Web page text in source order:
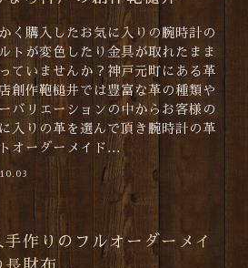
く購入したお気に入りの腕時計の
トが変色したり金具が取れたまま
ていませんか？神戸元町にある革
創作鞄槌井では豊富な革の種類や
バリエーションの中からお客様の
入りの革を選んで頂き腕時計の革
オーダーメイド...
手作りのフルオーダーメイ